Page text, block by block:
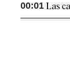
00:01 Las